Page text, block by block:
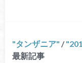
タンザニア /
最新記事